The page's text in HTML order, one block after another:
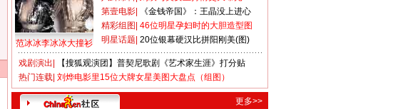
范冰冰李冰冰大撞衫
第壹电影
《金钱帝国》：王晶没上进心
精彩组图 46位明星孕妇时的大胆造型图
明星话题 20位银幕硬汉比拼阳刚美(图)
戏剧演出
【搜狐观演团】普契尼歌剧《艺术家生涯》打分贴
热门连载 刘烨电影里15位大牌女星美图大盘点（组图）
更多>>